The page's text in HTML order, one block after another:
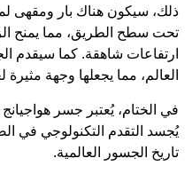
ذلك، سيكون هناك بار ومقهى
تحت سطح الطريق، مما يمنح
ارتفاعات شاهقة. كما سيقدم
العالم، مما يجعلها وجهة
في الختام، يُعتبر جسر هواجيانج
يُجسد التقدم التكنولوجي في
تاريخ الجسور العالمية.